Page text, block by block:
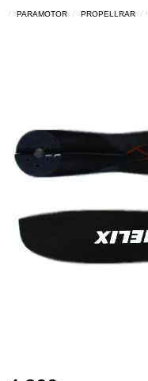
PARAMOTOR PROPELLRAR